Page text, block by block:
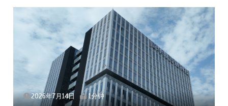
2026年7月14日 1分钟